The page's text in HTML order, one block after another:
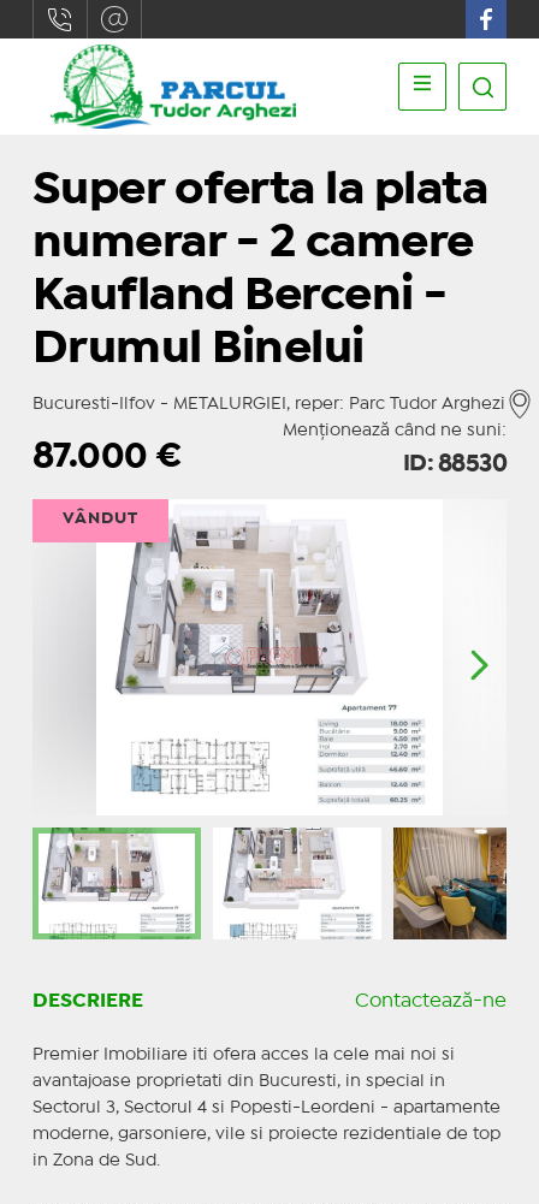
Super oferta la plata
numerar - 2 camere
Kaufland Berceni -
Drumul Binelui
Bucuresti-Ilfov - METALURGIEI, reper: Parc Tudor Arghezi
Menționează când ne suni:
87.000€ ID: 88530
VÂNDUT
DESCRIERE Contactează-ne
Premier Imobiliare iti ofera acces la cele mai noi si
avantajoase proprietati din Bucuresti, in special in
Sectorul 3, Sectorul 4 si Popesti-Leordeni - apartamente
moderne, garsoniere, vile si proiecte rezidentiale de top
in Zona de Sud.